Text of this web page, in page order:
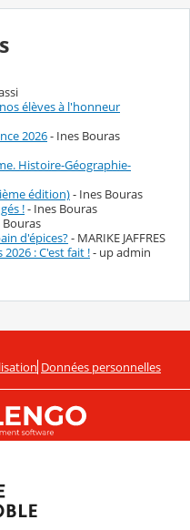
élèves à l'honneur
2026- Ines Bouras
Histoire-Géographie-
édition)- Ines Bouras
!- Ines Bouras
Bouras
d'épices?- MARIKE JAFFRES
: C'est fait !- up admin
Données personnelles